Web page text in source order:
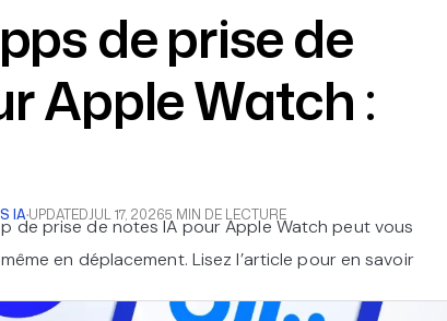
de prise de
Apple Watch :
IA·UPDATEDJUL 17, 20265 MIN DE LECTURE
de prise de notes IA pour Apple Watch peut vous
en déplacement. Lisez l’article pour en savoir